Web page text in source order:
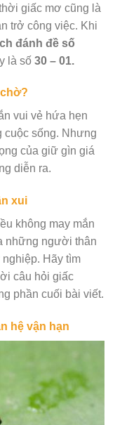
giấc mơ cũng là
trở công việc. Khi
đánh đề số
là số 30 – 01.
vui vẻ hứa hẹn
cuộc sống. Nhưng
của giữ gìn giá
diễn ra.
xui
không may mắn
những người thân
Hãy tìm
câu hỏi giấc
phần cuối bài viết.
hệ vận hạn